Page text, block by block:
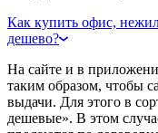
Как купить офис,
дешево?
На сайте и в
таким образом, чтобы
выдачи. Для этого в
дешевые». В этом